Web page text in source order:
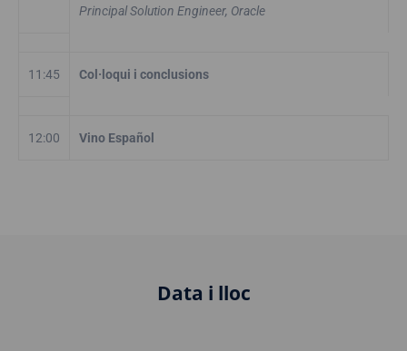
Principal Solution Engineer, Oracle
11:45 Col·loqui i conclusions
12:00 Vino Español
Data i lloc